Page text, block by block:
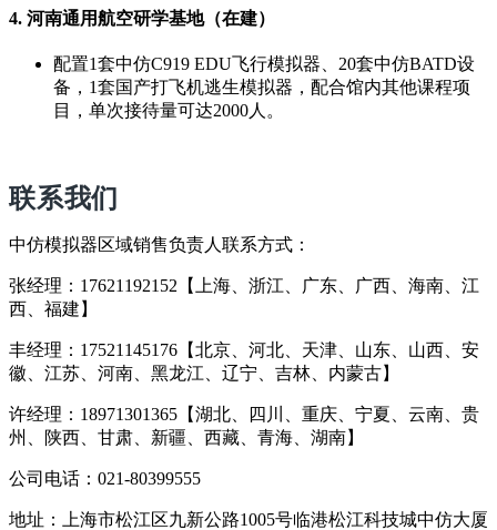
4. 河南通用航空研学基地（在建）
配置1套中仿C919 EDU飞行模拟器、20套中仿BATD设
备，1套国产打飞机逃生模拟器，配合馆内其他课程项
目，单次接待量可达2000人。
联系我们
中仿模拟器区域销售负责人联系方式：
张经理：17621192152【上海、浙江、广东、广西、海南、江
西、福建】
丰经理：17521145176【北京、河北、天津、山东、山西、安
徽、江苏、河南、黑龙江、辽宁、吉林、内蒙古】
许经理：18971301365【湖北、四川、重庆、宁夏、云南、贵
州、陕西、甘肃、新疆、西藏、青海、湖南】
公司电话：021-80399555
地址：上海市松江区九新公路1005号临港松江科技城中仿大厦